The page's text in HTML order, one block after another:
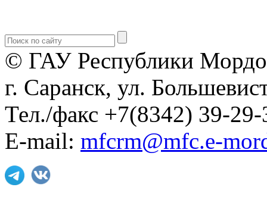
© ГАУ Республики
г. Саранск, ул.
Тел./факс +7(8342) 39-29-
E-mail: mfcrm@mfc.e-